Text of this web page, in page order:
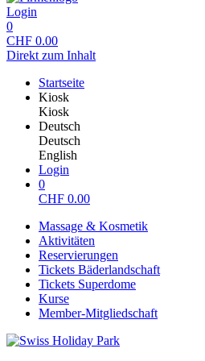
Login
0
CHF 0.00
Direkt zum Inhalt
Startseite
Kiosk
Kiosk
Deutsch
Deutsch
English
Login
0
CHF 0.00
Massage & Kosmetik
Aktivitäten
Reservierungen
Tickets Bäderlandschaft
Tickets Superdome
Kurse
Member-Mitgliedschaft